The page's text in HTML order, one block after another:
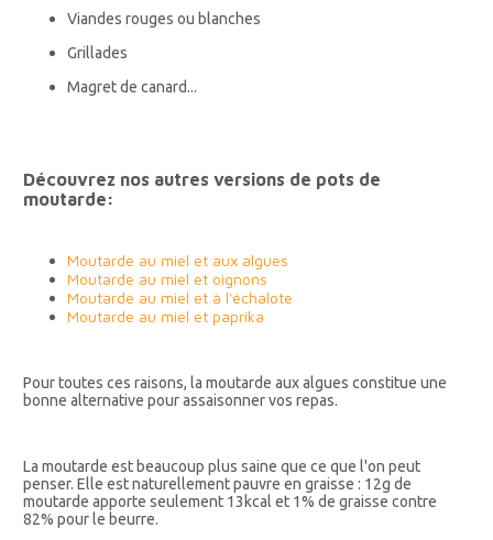
Viandes rouges ou blanches
Grillades
Magret de canard...
Découvrez nos autres versions de pots de
moutarde:
Moutarde au miel et aux algues
Moutarde au miel et oignons
Moutarde au miel et à l'échalote
Moutarde au miel et paprika
Pour toutes ces raisons, la moutarde aux algues constitue une
bonne alternative pour assaisonner vos repas.
La moutarde est beaucoup plus saine que ce que l'on peut
penser. Elle est naturellement pauvre en graisse : 12g de
moutarde apporte seulement 13kcal et 1% de graisse contre
82% pour le beurre.